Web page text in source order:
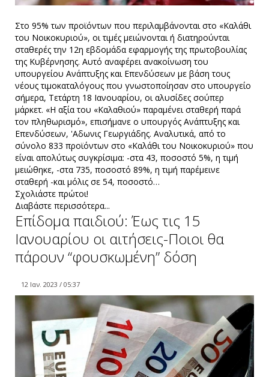
Στο 95% των προϊόντων που περιλαμβάνονται στο «Kαλάθι
του Nοικοκυριού», οι τιμές μειώνονται ή διατηρούνται
σταθερές την 12η εβδομάδα εφαρμογής της πρωτοβουλίας
της Κυβέρνησης. Αυτό αναφέρει ανακοίνωση του
υπουργείου Ανάπτυξης και Επενδύσεων με βάση τους
νέους τιμοκαταλόγους που γνωστοποίησαν στο υπουργείο
σήμερα, Τετάρτη 18 Ιανουαρίου, οι αλυσίδες σούπερ
μάρκετ. «Η αξία του «Καλαθιού» παραμένει σταθερή παρά
τον πληθωρισμό», επισήμανε ο υπουργός Ανάπτυξης και
Επενδύσεων, 'Αδωνις Γεωργιάδης. Αναλυτικά, από το
σύνολο 833 προϊόντων στο «Καλάθι του Νοικοκυριού» που
είναι απολύτως συγκρίσιμα: -στα 43, ποσοστό 5%, η τιμή
μειώθηκε, -στα 735, ποσοστό 89%, η τιμή παρέμεινε
σταθερή -και μόλις σε 54, ποσοστό…
Σχολιάστε πρώτοι!
Διαβάστε περισσότερα...
Επίδομα παιδιού: Έως τις 15
Ιανουαρίου οι αιτήσεις-Ποιοι θα
πάρουν “φουσκωμένη” δόση
12 Ιαν. 2023 / 05:37